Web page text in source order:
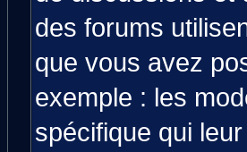
des forums
que vous avez
exemple : les
spécifique qui